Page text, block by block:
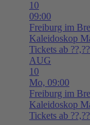
10
09:00
Freiburg im
Kaleidoskop
Tickets ab
AUG
10
Mo, 09:00
Freiburg im
Kaleidoskop
Tickets ab